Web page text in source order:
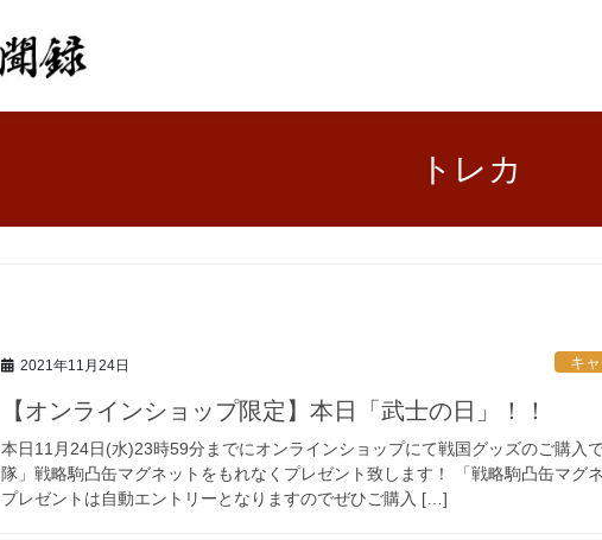
トレカ
2021年11月24日 キ
【オンラインショップ限定】本日「武士の日」！！
本日11月24日(水)23時59分までにオンラインショップにて戦国グッズのご購入
隊」戦略駒凸缶マグネットをもれなくプレゼント致します！ 「戦略駒凸缶マグ
プレゼントは自動エントリーとなりますのでぜひご購入 […]